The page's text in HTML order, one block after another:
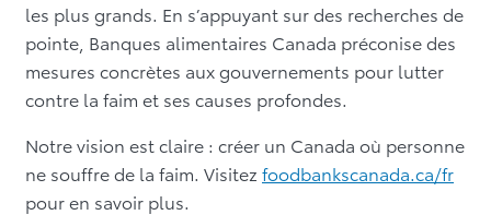
les plus grands. En s’appuyant sur des recherches de
pointe, Banques alimentaires Canada préconise des
mesures concrètes aux gouvernements pour lutter
contre la faim et ses causes profondes.
Notre vision est claire : créer un Canada où personne
ne souffre de la faim. Visitez foodbankscanada.ca/fr
pour en savoir plus.